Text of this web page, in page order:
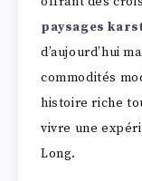
paysages
d’aujourd’hui
commodités
histoire riche
vivre une
Long.